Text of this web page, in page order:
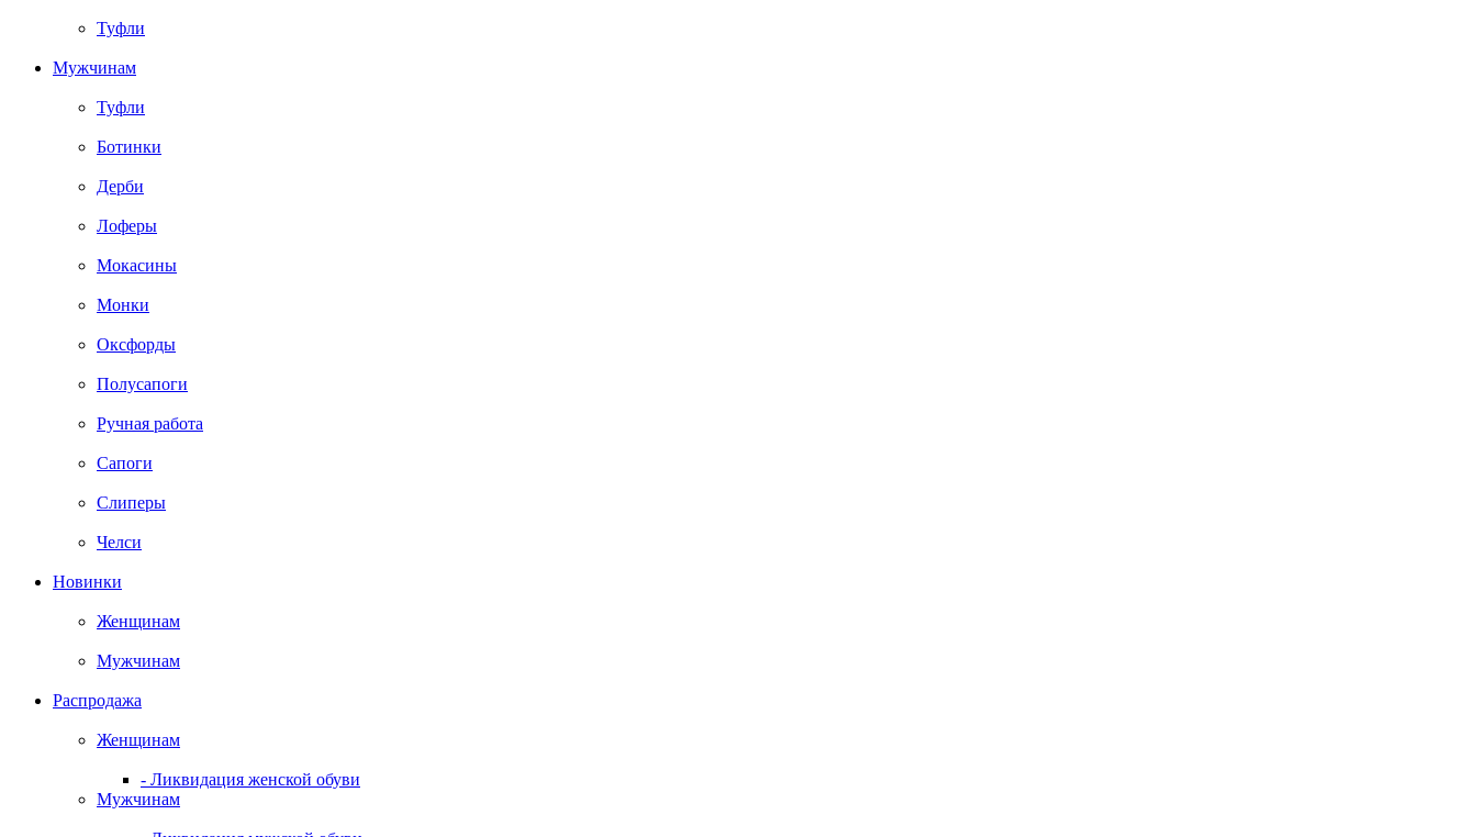
Туфли
Мужчинам
Туфли
Ботинки
Дерби
Лоферы
Мокасины
Монки
Оксфорды
Полусапоги
Ручная работа
Сапоги
Слиперы
Челси
Новинки
Женщинам
Мужчинам
Распродажа
Женщинам
- Ликвидация женской обуви
Мужчинам